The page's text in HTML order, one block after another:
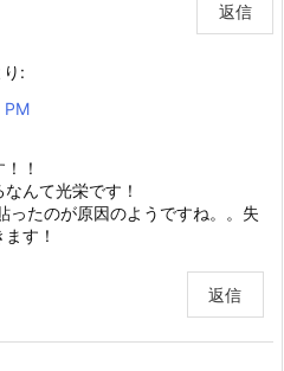
返信
り:
PM
！
んて光栄です！
ったのが原因のようですね。。失
す！
返信